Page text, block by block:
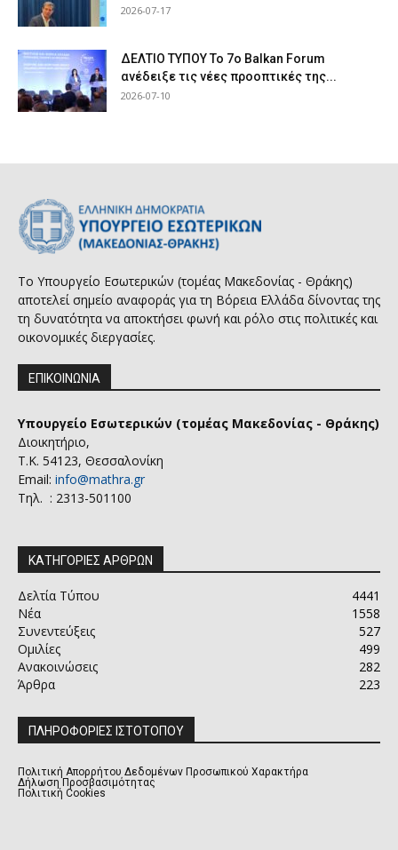
2026-07-17
ΔΕΛΤΙΟ ΤΥΠΟΥ Το 7ο Balkan Forum
ανέδειξε τις νέες προοπτικές της...
2026-07-10
Το Υπουργείο Εσωτερικών (τομέας Μακεδονίας - Θράκης)
αποτελεί σημείο αναφοράς για τη Βόρεια Ελλάδα δίνοντας της
τη δυνατότητα να αποκτήσει φωνή και ρόλο στις πολιτικές και
οικονομικές διεργασίες.
ΕΠΙΚΟΙΝΩΝΙΑ
Υπουργείο Εσωτερικών (τομέας Μακεδονίας - Θράκης)
Διοικητήριο,
Τ.Κ. 54123, Θεσσαλονίκη
Email: info@mathra.gr
Τηλ. : 2313-501100
ΚΑΤΗΓΟΡΙΕΣ ΑΡΘΡΩΝ
Δελτία Τύπου
4441
Νέα
1558
Συνεντεύξεις
527
Ομιλίες
499
Ανακοινώσεις
282
Άρθρα
223
ΠΛΗΡΟΦΟΡΙΕΣ ΙΣΤΟΤΟΠΟΥ
Πολιτική Απορρήτου Δεδομένων Προσωπικού Χαρακτήρα
Δήλωση Προσβασιμότητας
Πολιτική Cookies